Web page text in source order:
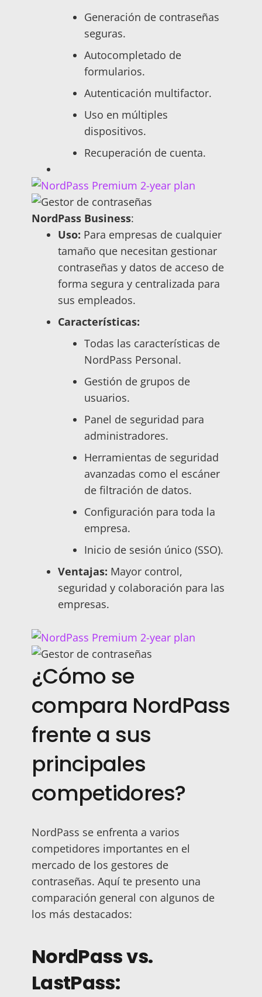
Generación de contraseñas
seguras.
Autocompletado de
formularios.
Autenticación multifactor.
Uso en múltiples
dispositivos.
Recuperación de cuenta.
NordPass Business:
Uso: Para empresas de cualquier
tamaño que necesitan gestionar
contraseñas y datos de acceso de
forma segura y centralizada para
sus empleados.
Características:
Todas las características de
NordPass Personal.
Gestión de grupos de
usuarios.
Panel de seguridad para
administradores.
Herramientas de seguridad
avanzadas como el escáner
de filtración de datos.
Configuración para toda la
empresa.
Inicio de sesión único (SSO).
Ventajas: Mayor control,
seguridad y colaboración para las
empresas.
¿Cómo se
compara NordPass
frente a sus
principales
competidores?
NordPass se enfrenta a varios
competidores importantes en el
mercado de los gestores de
contraseñas. Aquí te presento una
comparación general con algunos de
los más destacados:
NordPass vs.
LastPass: